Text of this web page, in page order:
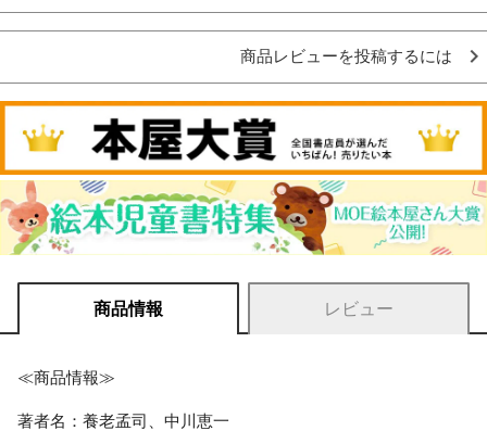
商品レビューを投稿するには
商品情報 レビュー
≪商品情報≫
著者名：養老孟司、中川恵一